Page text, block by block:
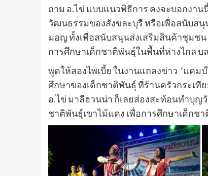
ถาม อ.ไข่ แบบแนวพิธีการ คงจะบอกงา
วัฒนธรรมของสังขละบุรี หรือเพื่อสนับส
มอญ ทั้งเพื่อสนับสนุนส่งเสริมสินค้าชุมช
การศึกษาเด็กชาติพันธุ์ในพื้นที่ห่างไกล บ
พูดให้สองไพเบี้ย ในงานแถลงข่าว ‘แคม
ศึกษาของเด็กชาติพันธุ์ ที่ร้านครัวกระเที
อ.ไข่ มาลีฮวนน่า ก็เลยส่องสะท้อนทำบุญ
ชาติพันธุ์เขาไม้แดง เพื่อการศึกษาเด็กช